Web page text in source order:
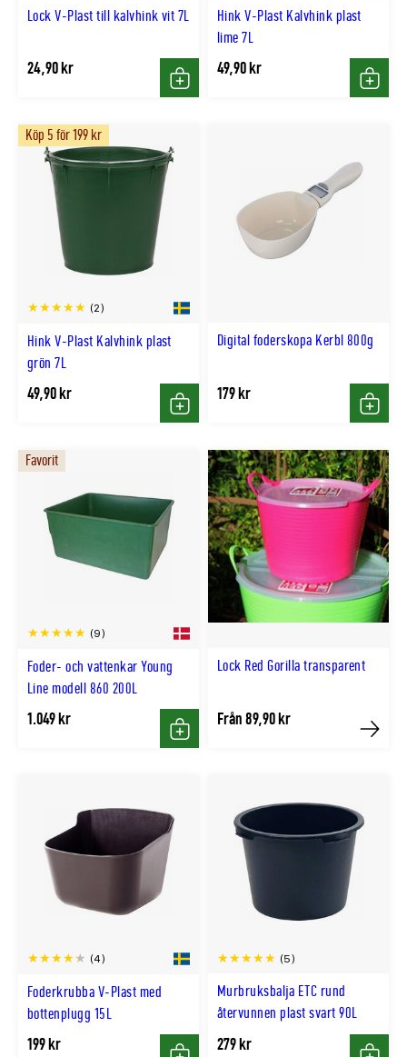
Lock V-Plast till kalvhink vit 7L
24,90 kr
Köp
Hink V-Plast Kalvhink plast
lime 7L
49,90 kr
Köp
Hink V-Plast Kalvhink plast
grön 7L
(2)
Köp 5 för 199 kr
49,90 kr
Köp
Digital foderskopa Kerbl 800g
179 kr
Köp
Foder- och vattenkar Young
Line modell 860 200L
(9)
Favorit
1.049 kr
Köp
Lock Red Gorilla transparent
Från 89,90 kr
Köp
Foderkrubba V-Plast med
bottenplugg 15L
(4)
199 kr
Murbruksbalja ETC rund
återvunnen plast svart 90L
(5)
279 kr